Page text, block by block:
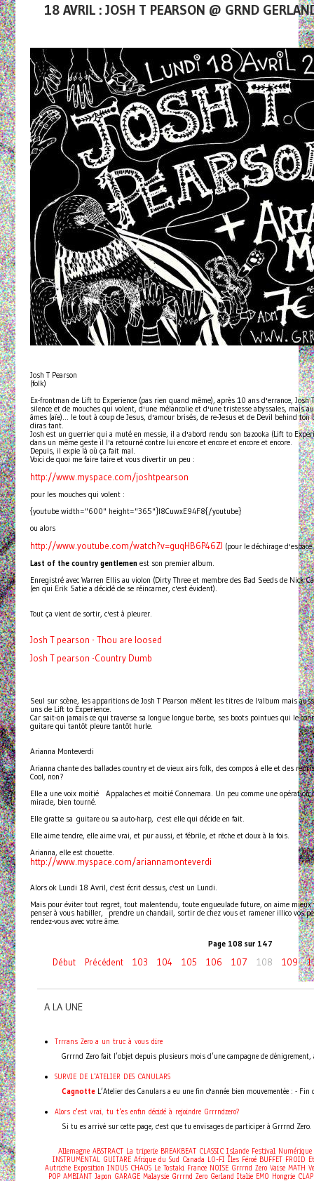
18 AVRIL : JOSH T PEARSON @ GRND
Josh T Pearson
(folk)
Ex-frontman de Lift to Experience (pas rien quand même), après 10 ans d'errance, Josh
silence et de mouches qui volent, d'une mélancolie et d'une tristesse abyssales, mais
âmes (aïe)... le tout à coup de Jesus, d'amour brisés, de re-Jesus et de Devil behind
diras tant.
Josh est un guerrier qui a muté en messie, il a d'abord rendu son bazooka (Lift to
dans un même geste il l'a retourné contre lui encore et encore et encore et encore.
Depuis, il expie là où ça fait mal.
Voici de quoi me faire taire et vous divertir un peu :
http://www.myspace.com/joshtpearson
pour les mouches qui volent :
{youtube width="600" height="365"}I8CuwxE94F8{/youtube}
ou alors
http://www.youtube.com/watch?v=guqHB6P46ZI (pour le déchirage
Last of the country gentlemenest son premier album.
Enregistré avec Warren Ellis au violon (Dirty Three et membre des Bad Seeds de Nick
(en qui Erik Satie a décidé de se réincarner, c'est évident).
Tout ça vient de sortir, c'est à pleurer.
Josh T pearson - Thou are loosed
Josh T pearson -Country Dumb
Seul sur scène, les apparitions de Josh T Pearson mêlent les titres de l'album mais
uns de Lift to Experience.
Car sait-on jamais ce qui traverse sa longue longue barbe, ses boots pointues qui le
guitare qui tantôt pleure tantôt hurle.
Arianna Monteverdi
Arianna chante des ballades country et de vieux airs folk, des compos à elle et des
Cool, non?
Elle a une voix moitié Appalaches et moitié Connemara. Un peu comme une
miracle, bien tourné.
Elle gratte sa guitare ou sa auto-harp, c'est elle qui décide en fait.
Elle aime tendre, elle aime vrai, et pur aussi, et fébrile, et rêche et doux à la fois.
Arianna, elle est chouette.
http://www.myspace.com/ariannamonteverdi
Alors ok Lundi 18 Avril, c'est écrit dessus, c'est un Lundi.
Mais pour éviter tout regret, tout malentendu, toute engueulade future, on aime
penser à vous habiller, prendre un chandail, sortir de chez vous et ramener illico vos
rendez-vous avec votre âme.
Page 108 sur 147
Début Précédent 103 104 105 106 107 108 109
A LA UNE
Trrrans Zero a un truc à vous dire
Grrrnd Zero fait l’objet depuis plusieurs mois d’une campagne de dénigrement,
SURVIE DE L'ATELIER DES CANULARS
CagnotteL’Atelier des Canulars a eu une fin d'année bien mouvementée : - Fin
Alors c'est vrai, tu t'es enfin décidé à rejoindre Grrrndzero?
Si tu es arrivé sur cette page, c'est que tu envisages de participer à Grrrnd Zero.
Allemagne ABSTRACT La triperie BREAKBEAT CLASSIC Islande Festival Numérique
INSTRUMENTAL GUITARE Afrique du Sud Canada LO-FI Îles Féroé BUFFET FROID
Autriche Exposition INDUS CHAOS Le Tostaki France NOISE Grrrnd Zero Vaise MATH
POP AMBIANT Japon GARAGE Malaysie Grrrnd Zero Gerland Italie EMO Hongrie CLAP